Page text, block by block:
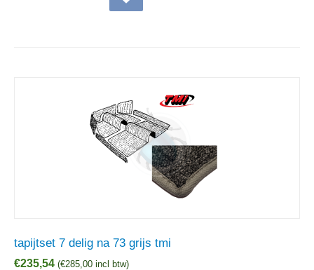
tapijtset 7 delig na 73 grijs tmi
€235,54 (€285,00 incl btw)